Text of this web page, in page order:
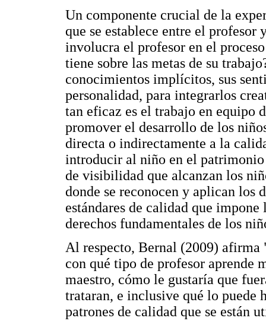
Un componente crucial de la
que se establece entre el profesor
involucra el profesor en el
tiene sobre las metas de su
conocimientos implícitos, sus
personalidad, para integrarlos
tan eficaz es el trabajo en equipo
promover el desarrollo de los
directa o indirectamente a la
introducir al niño en el
de visibilidad que alcanzan los
donde se reconocen y aplican los
estándares de calidad que
derechos fundamentales de los
Al respecto, Bernal (2009) afirma
con qué tipo de profesor aprende
maestro, cómo le gustaría que
trataran, e inclusive qué lo puede
patrones de calidad que se están